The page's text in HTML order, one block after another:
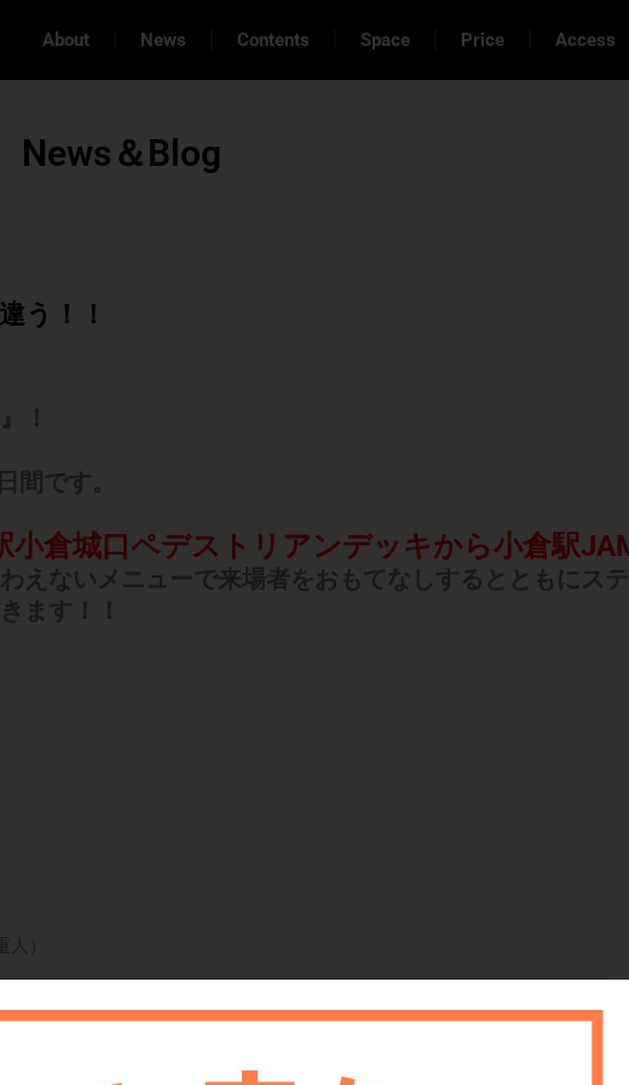
About News Contents Space Price Access
News＆Blog
う！！
！
間です。
小倉城口ペデストリアンデッキから小倉駅
えないメニューで来場者をおもてなしするとともにス
ます！！
）
967-1003）